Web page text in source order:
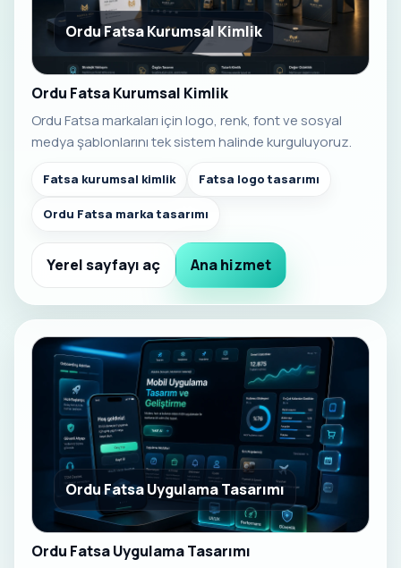
Ordu Fatsa Kurumsal Kimlik
Ordu Fatsa Kurumsal Kimlik
Ordu Fatsa markaları için logo, renk, font ve sosyal
medya şablonlarını tek sistem halinde kurguluyoruz.
Fatsa kurumsal kimlik Fatsa logo tasarımı
Ordu Fatsa marka tasarımı
Yerel sayfayı aç Ana hizmet
Ordu Fatsa Uygulama Tasarımı
Ordu Fatsa Uygulama Tasarımı